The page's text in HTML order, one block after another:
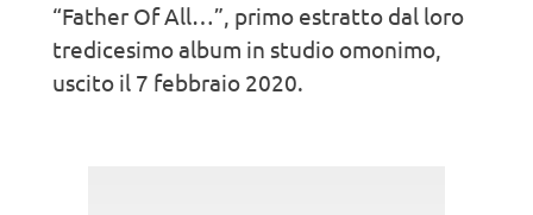
“Father Of All…”, primo estratto dal loro
tredicesimo album in studio omonimo,
uscito il 7 febbraio 2020.